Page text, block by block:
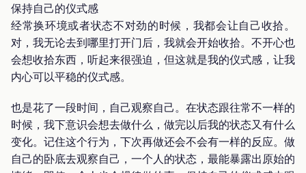
保持自己的仪式感
经常换环境或者状态不对劲的时候，我都会让自己收拾。
对，我无论去到哪里打开门后，我就会开始收拾。不开心也
会想收拾东西，听起来很强迫，但这就是我的仪式感，让我
内心可以平稳的仪式感。
也是花了一段时间，自己观察自己。在状态跟往常不一样的
时候，我下意识会想去做什么，做完以后我的状态又有什么
变化。记住这个行为，下次再做还会不会有一样的反应。做
自己的卧底去观察自己，一个人的状态，最能暴露出原始的